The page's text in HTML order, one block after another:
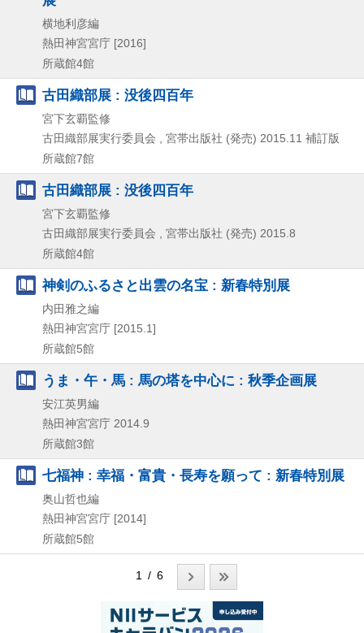
横地利彦編
熱田神宮宮庁 [2016]
所蔵館4館
古田織部展 : 没後四百年
宮下玄覇監修
古田織部展実行委員会 , 宮帯出版社 (発売) 2015.11 補訂版
所蔵館7館
古田織部展 : 没後四百年
宮下玄覇監修
古田織部展実行委員会 , 宮帯出版社 (発売) 2015.8
所蔵館4館
神剣のふるさと出雲の名宝 : 新春特別展
内田雅之編
熱田神宮宮庁 [2015.1]
所蔵館5館
うま・午・馬 : 馬の塔を中心に : 秋季企画展
安江英男編
熱田神宮宮庁 2014.9
所蔵館3館
七福神 : 幸福・富貴・長寿を願って : 新春特別展
奥山哲也編
熱田神宮宮庁 [2014]
所蔵館5館
1 / 6